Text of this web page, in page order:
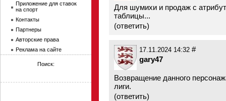
Для шумихи и продаж с
таблицы...
(ответить)
17.11.2024 14:32 #
gary47
Возвращение данного
лиги.
(ответить)
Приложение для ставок
на спорт
Контакты
Партнеры
Авторские права
Реклама на сайте
Поиск: